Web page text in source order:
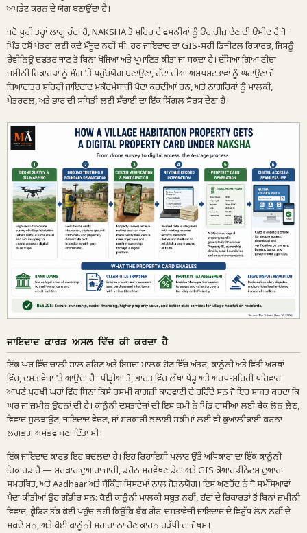
ਅਪਡੇਟ ਕਰਨ ਦੇ ਯੋਗ ਬਣਾਉਂਦਾ ਹੈ।
ਜਦੋਂ ਪੂਰੀ ਤਰ੍ਹਾਂ ਲਾਗੂ ਹੁੰਦਾ ਹੈ, NAKSHA ਤੋਂ ਸ਼ਹਿਰ ਦੇ ਵਸਨੀਕਾਂ ਨੂੰ ਉਹ ਚੀਜ਼ ਦੇਣ ਦੀ ਉਮੀਦ ਹੈ ਜੋ
ਪਿੰਡ ਵਸੋਂ ਖੇਤਰਾਂ ਲਈ ਕਦੇ ਮੌਜੂਦ ਨਹੀਂ ਸੀ: ਹਰ ਜਾਇਦਾਦ ਦਾ GIS-ਸਹੀ ਡਿਜੀਟਲ ਰਿਕਾਰਡ, ਜਿਸਨੂੰ
ਰੈਵੀਨਿਊ ਦਫ਼ਤਰ ਜਾਣ ਤੋਂ ਬਿਨਾਂ ਖੋਜਿਆ ਅਤੇ ਪ੍ਰਮਾਣਿਤ ਕੀਤਾ ਜਾ ਸਕਦਾ ਹੈ। ਦੱਸਿਆ ਗਿਆ ਟੀਚਾ
ਜ਼ਮੀਨੀ ਰਿਕਾਰਡਾਂ ਨੂੰ ਮੰਗ 'ਤੇ ਪਹੁੰਚਯੋਗ ਬਣਾਉਣਾ, ਹੱਦਾਂ ਦੀਆਂ ਅਸਪਸ਼ਟਤਾਵਾਂ ਨੂੰ ਘਟਾਉਣਾ ਜੋ
ਜ਼ਿਆਦਾਤਰ ਸ਼ਹਿਰੀ ਜਾਇਦਾਦ ਮੁਕੱਦਮੇਬਾਜ਼ੀ ਪੈਦਾ ਕਰਦੀਆਂ ਹਨ, ਅਤੇ ਨਾਗਰਿਕਾਂ ਨੂੰ ਮਾਲਕੀ,
ਖੇਤਰਫਲ, ਅਤੇ ਭਾਰ ਦੀ ਸਥਿਤੀ ਲਈ ਸੱਚਾਈ ਦਾ ਇੱਕ ਸਿੰਗਲ ਸੋਰਸ ਦੇਣਾ ਹੈ।
ਜਾਇਦਾਦ ਕਾਰਡ ਅਸਲ ਵਿੱਚ ਕੀ ਕਰਦਾ ਹੈ
ਇੱਕ ਘਰ ਵਿੱਚ ਚਾਲੀ ਸਾਲ ਰਹਿਣ ਅਤੇ ਇਸਦਾ ਮਾਲਕ ਹੋਣ ਵਿੱਚ ਅੰਤਰ, ਕਾਨੂੰਨੀ ਅਤੇ ਵਿੱਤੀ ਅਰਥਾਂ
ਵਿੱਚ, ਦਸਤਾਵੇਜ਼ਾਂ 'ਤੇ ਆਉਂਦਾ ਹੈ। ਪੀੜ੍ਹੀਆਂ ਤੋਂ, ਭਾਰਤ ਵਿੱਚ ਲੱਖਾਂ ਪੇਂਡੂ ਅਤੇ ਅਰਧ-ਸ਼ਹਿਰੀ ਪਰਿਵਾਰ
ਆਪਣੇ ਪੁਰਖੀ ਘਰਾਂ ਵਿੱਚ ਬਿਨਾਂ ਕਿਸੇ ਰਸਮੀ ਕਾਗਜ਼ੀ ਕਾਰਵਾਈ ਦੇ ਰਹਿੰਦੇ ਸਨ ਜੋ ਇਹ ਸਾਬਤ ਕਰਦਾ ਕਿ
ਘਰ ਜਾਂ ਜ਼ਮੀਨ ਉਹਨਾਂ ਦੀ ਹੈ। ਕਾਨੂੰਨੀ ਦਸਤਾਵੇਜ਼ਾਂ ਦੀ ਇਸ ਕਮੀ ਨੇ ਪਿੰਡ ਵਾਸੀਆਂ ਲਈ ਬੈਂਕ ਲੋਨ ਲੈਣ,
ਵਿਵਾਦ ਸੁਲਝਾਉਣ, ਜਾਇਦਾਦ ਵੇਚਣ, ਜਾਂ ਸਰਕਾਰੀ ਭਲਾਈ ਸਕੀਮਾਂ ਲਈ ਵੀ ਕੁਆਲੀਫਾਈ ਕਰਨਾ
ਲਗਭਗ ਅਸੰਭਵ ਬਣਾ ਦਿੱਤਾ ਸੀ।
ਇੱਕ ਜਾਇਦਾਦ ਕਾਰਡ ਇਹ ਬਦਲਦਾ ਹੈ। ਇਹ ਰਿਹਾਇਸ਼ੀ ਪਲਾਟ ਉੱਤੇ ਅਧਿਕਾਰਾਂ ਦਾ ਇੱਕ ਕਾਨੂੰਨੀ
ਰਿਕਾਰਡ ਹੈ — ਸਰਕਾਰ ਦੁਆਰਾ ਜਾਰੀ, ਡਰੋਨ ਸਰਵੇਖਣ ਡੇਟਾ ਅਤੇ GIS ਕੋਆਰਡੀਨੇਟਸ ਦੁਆਰਾ
ਸਮਰਥਿਤ, ਅਤੇ Aadhaar ਅਤੇ ਬੈਂਕਿੰਗ ਸਿਸਟਮਾਂ ਨਾਲ ਜੋੜਨਯੋਗ। ਇਸ ਅਣਹੋਂਦ ਨੇ ਜੋ ਸਮੱਸਿਆਵਾਂ
ਪੈਦਾ ਕੀਤੀਆਂ ਉਹ ਗੰਭੀਰ ਸਨ: ਕੋਈ ਕਾਨੂੰਨੀ ਮਾਲਕੀ ਸਬੂਤ ਨਹੀਂ, ਹੱਦਾਂ ਦੇ ਰਿਕਾਰਡਾਂ ਤੋਂ ਬਿਨਾਂ ਜ਼ਮੀਨੀ
ਵਿਵਾਦ, ਕ੍ਰੈਡਿਟ ਤੱਕ ਕੋਈ ਪਹੁੰਚ ਨਹੀਂ ਕਿਉਂਕਿ ਬੈਂਕ ਗੈਰ-ਦਸਤਾਵੇਜ਼ੀ ਜਾਇਦਾਦ ਦੇ ਵਿਰੁੱਧ ਲੋਨ ਨਹੀਂ ਦੇ
ਸਕਦੇ ਸਨ, ਅਤੇ ਕੋਈ ਕਾਨੂੰਨੀ ਸਹਾਰਾ ਨਾ ਹੋਣ ਕਾਰਨ ਹੜੱਪੀ ਦਾ ਜੋਖਮ।